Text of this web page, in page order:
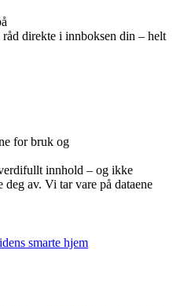
direkte i innboksen din – helt
for bruk og
innhold – og ikke
av. Vi tar vare på dataene
smarte hjem